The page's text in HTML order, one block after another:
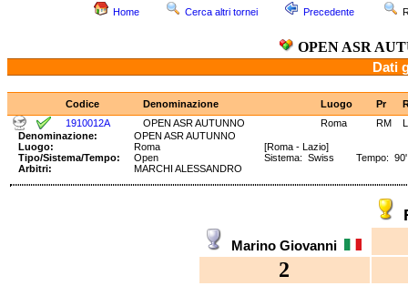
Home Cerca altri tornei Precedente
OPEN ASR
Dati
Codice Denominazione Luogo Pr
1910012A
OPEN ASR AUTUNNO Roma RM
Denominazione:
OPEN ASR AUTUNNO
Luogo:
Roma
[Roma - Lazio]
Tipo/Sistema/Tempo:
Open
Sistema: Swiss Tempo: 90'
Arbitri:
MARCHI ALESSANDRO
Marino Giovanni
2